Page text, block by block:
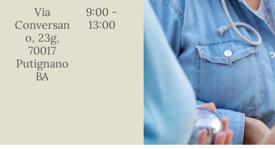
Via
Conversan
o, 23g,
70017
Putignano
BA
9:00 -
13:00